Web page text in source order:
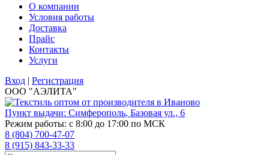
О компании
Условия работы
Доставка
Прайс
Контакты
Услуги
Вход | Регистрация
ООО "АЭЛИТА"
Пункт выдачи: Симферополь, Базовая ул., 6
Режим работы: с 8:00 до 17:00 по МСК
8 (804) 700-47-07
8 (915) 843-33-33